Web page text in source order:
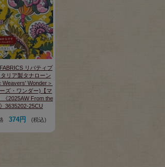
リバティプ
リア製タナローン
Weavers' Wonder＞
ズ・ワンダー)【マ
《2025AW From the
3635202-25CU
374円 (税込)